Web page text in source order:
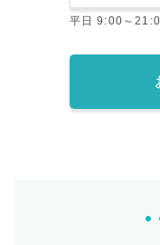
平日 9:00～